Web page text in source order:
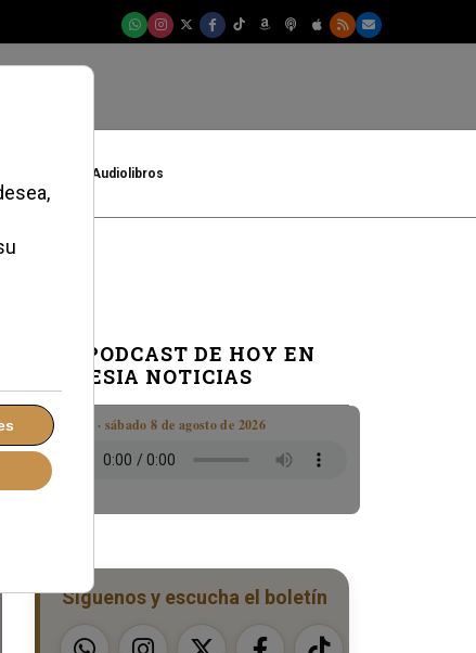
Audiolibros
EL PODCAST DE HOY EN
IGLESIA NOTICIAS
Boletín · sábado 8 de agosto de 2026
Síguenos y escucha el boletín